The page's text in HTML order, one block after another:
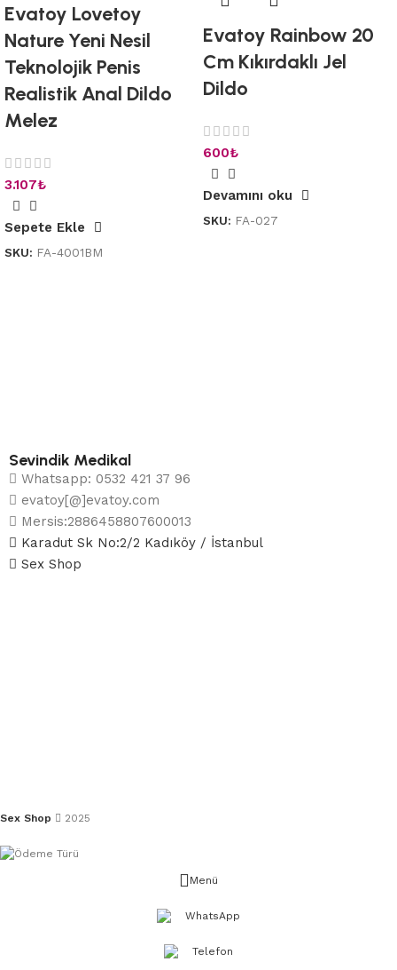
Evatoy Lovetoy
Nature Yeni Nesil
Teknolojik Penis
Realistik Anal Dildo
Melez
3.107₺
Sepete Ekle
SKU: FA-4001BM
Evatoy Rainbow 20
Cm Kıkırdaklı Jel
Dildo
600₺
Devamını oku
SKU: FA-027
Sevindik Medikal
Whatsapp: 0532 421 37 96
evatoy[@]evatoy.com
Mersis:2886458807600013
Karadut Sk No:2/2 Kadıköy / İstanbul
Sex Shop
Sex Shop 2025
Menü
WhatsApp
Telefon